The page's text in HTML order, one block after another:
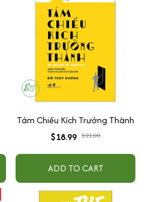
Tám Chiều Kích Trưởng Thành
$18.99 $21.00
ADD TO CART